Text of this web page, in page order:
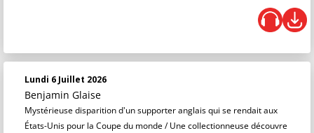
Lundi 6 Juillet 2026
Benjamin Glaise
Mystérieuse disparition d'un supporter anglais qui se rendait aux
États-Unis pour la Coupe du monde / Une collectionneuse découvre